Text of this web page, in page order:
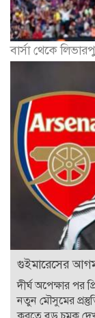
বার্সা থেকে
গুইমারেসের
দীর্ঘ অপেক্ষার পর
নতুন মৌসুমের